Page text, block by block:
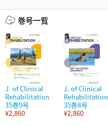
巻号一覧
J. of Clinical
Rehabilitation
35巻9号
¥2,860
J. of Clinical
Rehabilitation
35巻8号
¥2,860